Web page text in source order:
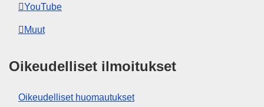
YouTube
Muut
Oikeudelliset ilmoitukset
Oikeudelliset huomautukset